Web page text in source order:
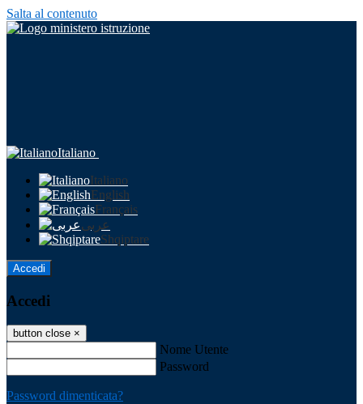
Salta al contenuto
Italiano
Italiano
English
Français
عربى
Shqiptare
Accedi
Accedi
button close ×
Nome Utente
Password
Password dimenticata?